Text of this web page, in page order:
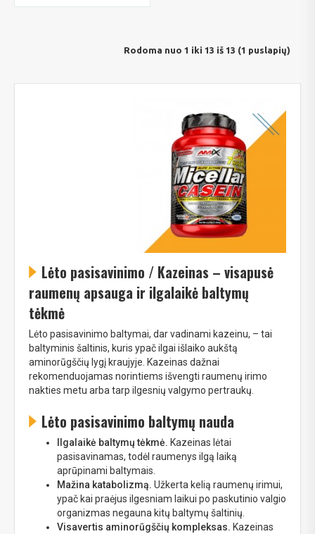
Rodoma nuo 1 iki 13 iš 13 (1 puslapių)
Lėto pasisavinimo / Kazeinas – visapusė
raumenų apsauga ir ilgalaikė baltymų
tėkmė
Lėto pasisavinimo baltymai, dar vadinami kazeinu, – tai
baltyminis šaltinis, kuris ypač ilgai išlaiko aukštą
aminorūgščių lygį kraujyje. Kazeinas dažnai
rekomenduojamas norintiems išvengti raumenų irimo
nakties metu arba tarp ilgesnių valgymo pertraukų.
Lėto pasisavinimo baltymų nauda
Ilgalaikė baltymų tėkmė. Kazeinas lėtai
pasisavinamas, todėl raumenys ilgą laiką
aprūpinami baltymais.
Mažina katabolizmą. Užkerta kelią raumenų irimui,
ypač kai praėjus ilgesniam laikui po paskutinio valgio
organizmas negauna kitų baltymų šaltinių.
Visavertis aminorūgščių kompleksas. Kazeinas